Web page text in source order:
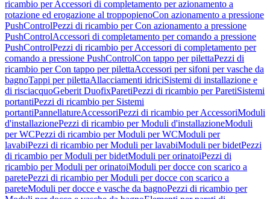
ricambio per Accessori di completamento per azionamento a
rotazione ed erogazione al troppopienoCon azionamento a pressione
PushControlPezzi di ricambio per Con azionamento a pressione
PushControlAccessori di completamento per comando a pressione
PushControlPezzi di ricambio per Accessori di completamento per
comando a pressione PushControlCon tappo per pilettaPezzi di
ricambio per Con tappo per pilettaAccessori per sifoni per vasche da
bagnoTappi per pilettaAllacciamenti idriciSistemi di installazione e
di risciacquoGeberit DuofixParetiPezzi di ricambio per ParetiSistemi
portantiPezzi di ricambio per Sistemi
portantiPannellatureAccessoriPezzi di ricambio per AccessoriModuli
d'installazionePezzi di ricambio per Moduli d'installazioneModuli
per WCPezzi di ricambio per Moduli per WCModuli per
lavabiPezzi di ricambio per Moduli per lavabiModuli per bidetPezzi
di ricambio per Moduli per bidetModuli per orinatoiPezzi di
ricambio per Moduli per orinatoiModuli per docce con scarico a
paretePezzi di ricambio per Moduli per docce con scarico a
pareteModuli per docce e vasche da bagnoPezzi di ricambio per